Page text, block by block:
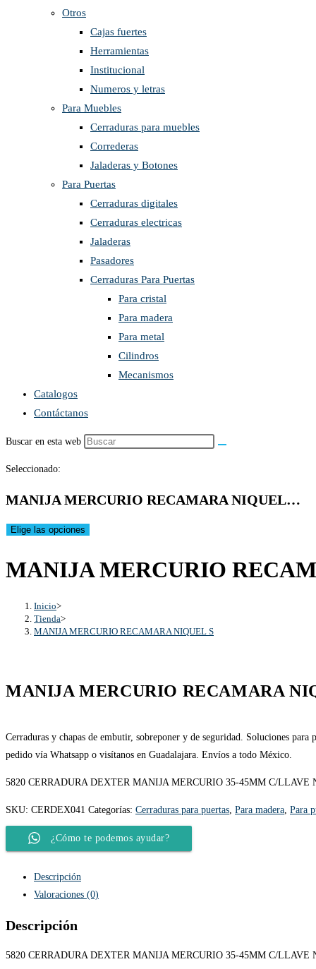
Otros
Cajas fuertes
Herramientas
Institucional
Numeros y letras
Para Muebles
Cerraduras para muebles
Correderas
Jaladeras y Botones
Para Puertas
Cerraduras digitales
Cerraduras electricas
Jaladeras
Pasadores
Cerraduras Para Puertas
Para cristal
Para madera
Para metal
Cilindros
Mecanismos
Catalogos
Contáctanos
Buscar en esta web
Seleccionado:
MANIJA MERCURIO RECAMARA NIQUEL…
Elige las opciones
MANIJA MERCURIO
Inicio>
Tienda>
MANIJA MERCURIO RECAMARA NIQUEL S
MANIJA MERCURIO RECAMARA
Cerraduras y chapas de embutir, sobreponer y de seguridad. Soluciones para
pedido vía Whatsapp o visítanos en Guadalajara. Envíos a todo México.
5820 CERRADURA DEXTER MANIJA MERCURIO 35-45MM C/LLAVE
SKU: CERDEX041 Categorías: Cerraduras para puertas Para madera Para
¿Cómo te podemos ayudar?
Descripción
Valoraciones (0)
Descripción
5820 CERRADURA DEXTER MANIJA MERCURIO 35-45MM C/LLAVE